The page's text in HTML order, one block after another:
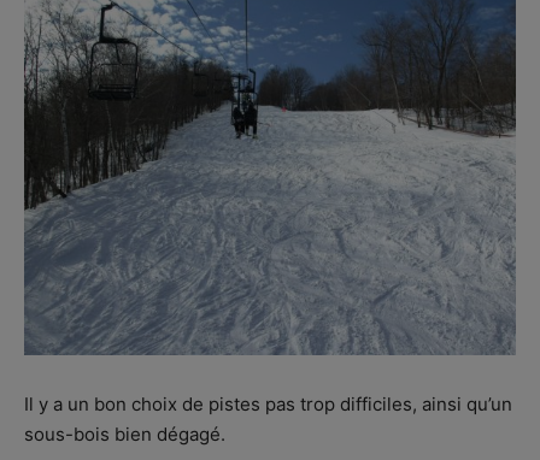
Il y a un bon choix de pistes pas trop difficiles, ainsi qu’un
sous-bois bien dégagé.